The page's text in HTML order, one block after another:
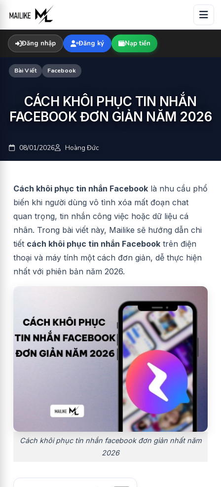
content
Đăng nhập Đăng ký Nạp tiền
Bài Viết Facebook
CÁCH KHÔI PHỤC TIN NHẮN
FACEBOOK ĐƠN GIẢN NĂM 2026
08/01/2026 Hoàng Đức
Cách khôi phục tin nhắn Facebook là nhu cầu phổ
biến khi người dùng vô tình xóa mất đoạn chat
quan trọng, tin nhắn công việc hoặc dữ liệu cá
nhân. Trong bài viết này, Mailike sẽ hướng dẫn chi
tiết cách khôi phục tin nhắn Facebook trên điện
thoại và máy tính một cách đơn giản, dễ thực hiện
nhất với phiên bản năm 2026.
Cách khôi phục tin nhắn facebook đơn giản nhất năm
2026